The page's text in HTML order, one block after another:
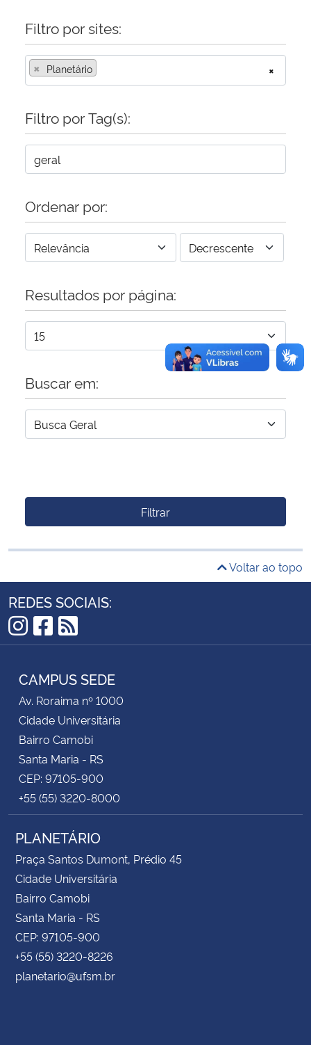
Ministério do Desenvolvimento Regional
Controladoria-Geral da União
Secretaria-Geral
Gabinete de Segurança Institucional
Advocacia-Geral da União
Banco Central do Brasil
Planalto
Filtro por sites:
×
× Planetário
Filtro por Tag(s):
Ordenar por:
Resultados por página:
Buscar em:
Filtrar
Voltar ao topo
REDES SOCIAIS:
Instagram
Facebook
RSS
CAMPUS SEDE
Av. Roraima nº 1000
Cidade Universitária
Bairro Camobi
Santa Maria - RS
CEP: 97105-900
+55 (55) 3220-8000
PLANETÁRIO
Praça Santos Dumont, Prédio 45
Cidade Universitária
Bairro Camobi
Santa Maria - RS
CEP: 97105-900
+55 (55) 3220-8226
planetario@ufsm.br